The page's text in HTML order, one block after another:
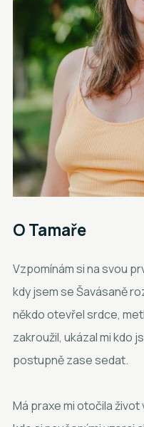
OTamaře
Vzpomínám si na svou
kdy jsem se Šavásaně
někdo otevřel srdce,
zakroužil, ukázal mi kdo
postupně zase sedat.
Má praxe mi otočila život